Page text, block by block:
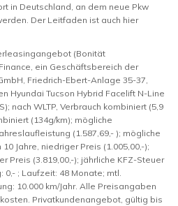
in Deutschland, an dem neue Pkw
Der Leitfaden ist auch hier
(Bonität
ein Geschäftsbereich der
Friedrich-Ebert-Anlage 35-37,
Hyundai Tucson Hybrid Facelift N-Line
nach WLTP, Verbrauch kombiniert (5,9
(134g/km); mögliche
(1.587,69,- ); mögliche
Jahre, niedriger Preis (1.005,00,-);
Preis (3.819,00,-); jährliche KFZ-Steuer
; Laufzeit: 48 Monate; mtl.
10.000 km/Jahr. Alle Preisangaben
Privatkundenangebot, gültig bis